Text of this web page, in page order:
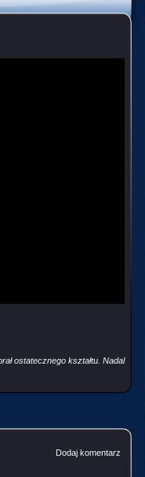
ostatecznego kształtu. Nadal
Dodaj komentarz